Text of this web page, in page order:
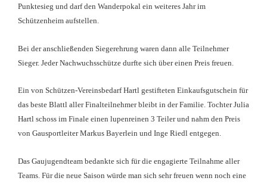
Punktesieg und darf den Wanderpokal ein weiteres Jahr im
Schützenheim aufstellen.
Bei der anschließenden Siegerehrung waren dann alle Teilnehmer
Sieger. Jeder Nachwuchsschütze durfte sich über einen Preis freuen.
Ein von Schützen-Vereinsbedarf Hartl gestifteten Einkaufsgutschein für
das beste Blattl aller Finalteilnehmer bleibt in der Familie. Tochter Julia
Hartl schoss im Finale einen lupenreinen 3 Teiler und nahm den Preis
von Gausportleiter Markus Bayerlein und Inge Riedl entgegen.
Das Gaujugendteam bedankte sich für die engagierte Teilnahme aller
Teams. Für die neue Saison würde man sich sehr freuen wenn noch eine